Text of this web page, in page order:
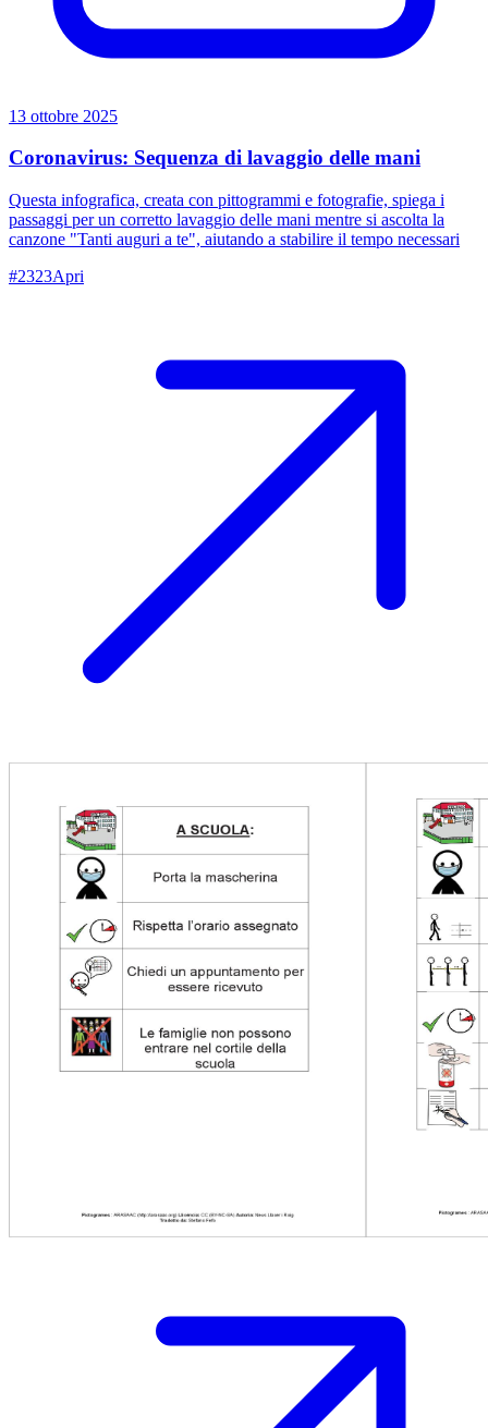
13 ottobre 2025
Coronavirus: Sequenza di lavaggio delle mani
Questa infografica, creata con pittogrammi e fotografie, spiega i
passaggi per un corretto lavaggio delle mani mentre si ascolta la
canzone "Tanti auguri a te", aiutando a stabilire il tempo necessari
#2323Apri